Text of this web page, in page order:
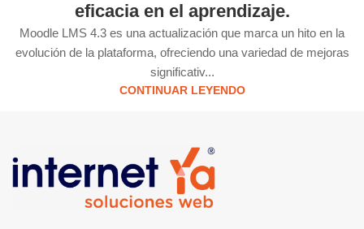
eficacia en el aprendizaje.
Moodle LMS 4.3 es una actualización que marca un hito en la
evolución de la plataforma, ofreciendo una variedad de mejoras
significativ...
CONTINUAR LEYENDO